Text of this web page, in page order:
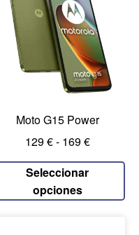
Moto G15 Power
129€- 169€
Seleccionar
opciones